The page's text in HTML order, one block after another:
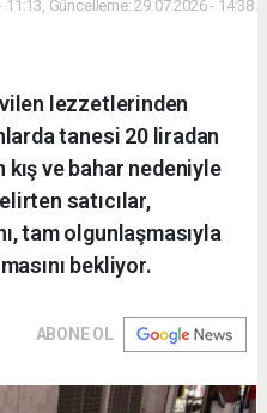
Güncelleme: 29.07.2026 - 14:38
lezzetlerinden
tanesi 20 liradan
ve bahar nedeniyle
satıcılar,
tam olgunlaşmasıyla
bekliyor.
ABONE OL